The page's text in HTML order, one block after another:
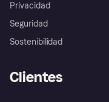
Privacidad
Seguridad
Sostenibilidad
Clientes